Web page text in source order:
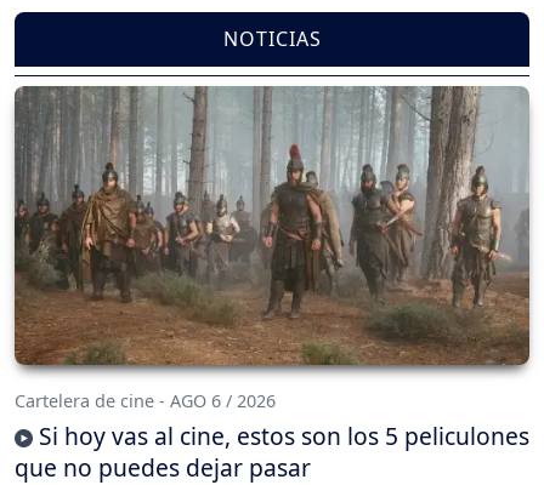
NOTICIAS
Cartelera de cine - AGO 6 / 2026
Si hoy vas al cine, estos son los 5 peliculones
que no puedes dejar pasar